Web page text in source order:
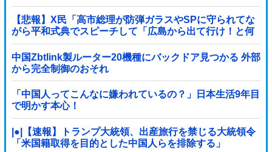
【悲報】X民「高市総理が防弾ガラスやSPに守られてな
がら平和式典でスピーチして「広島から出て行け！と何
度も叫ばれるような人！」 ← 突っ込み殺到 ………
中国Zbtlink製ルーター20機種にバックドア見つかる 外部
から完全制御のおそれ
「中国人ってこんなに嫌われているの？」日本生活9年目
で明かす本心！
|●|【速報】トランプ大統領、出産旅行を禁じる大統領令
「米国籍取得を目的とした中国人らを排除する」